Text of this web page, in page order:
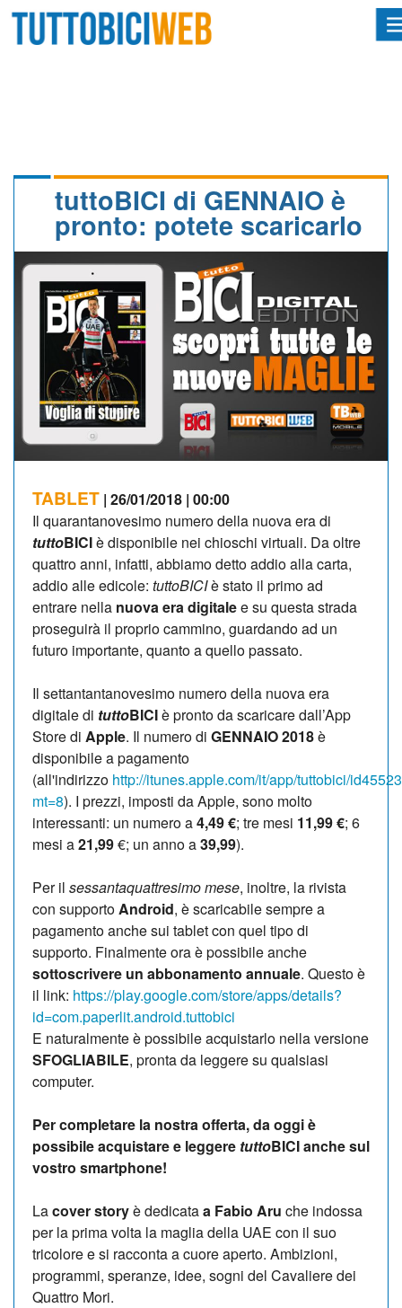
CALENDARIO
OSCAR
ALBI D'ORO
NEWSLETTER
tuttoBICI di GENNAIO è
pronto: potete scaricarlo
TABLET | 26/01/2018 | 00:00
Il quarantanovesimo numero della nuova era di
tuttoBICIè disponibile nei chioschi virtuali. Da oltre
quattro anni, infatti, abbiamo detto addio alla carta,
addio alle edicole: tuttoBICIè stato il primo ad
entrare nella nuovaera digitalee su questa strada
proseguirà il proprio cammino, guardando ad un
futuro importante, quanto a quello passato.
Il settantantanovesimo numero della nuova era
digitale di tuttoBICIè pronto da scaricare dall’App
Store di Apple. Il numero di GENNAIO 2018è
disponibile a pagamento
(all'indirizzo http://itunes.apple.com/it/app/tuttobici/
mt=8). I prezzi, imposti da Apple, sono molto
interessanti: un numero a4,49 €; tre mesi 11,99 €; 6
mesi a21,99€; un anno a39,99).
Per il sessantaquattresimo mese, inoltre, la rivista
con supportoAndroid, è scaricabile sempre a
pagamento anche sui tablet con quel tipo di
supporto. Finalmente ora è possibile anche
sottoscrivere un abbonamento annuale. Questo è
il link: https://play.google.com/store/apps/details?
id=com.paperlit.android.tuttobici
E naturalmente è possibile acquistarlo nella versione
SFOGLIABILE, pronta da leggere su qualsiasi
computer.
Per completare la nostra offerta, da oggi è
possibile acquistare e leggere tuttoBICI anche sul
vostro smartphone!
Lacover storyè dedicataa Fabio Aru che indossa
per la prima volta la maglia della UAE con il suo
tricolore e si racconta a cuore aperto. Ambizioni,
programmi, speranze, idee, sogni del Cavaliere dei
Quattro Mori.